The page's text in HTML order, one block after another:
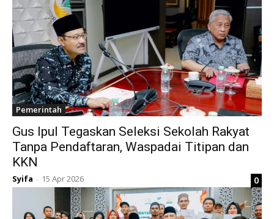
Pemerintah
Gus Ipul Tegaskan Seleksi Sekolah Rakyat
Tanpa Pendaftaran, Waspadai Titipan dan
KKN
Syifa - 15 Apr 2026 0